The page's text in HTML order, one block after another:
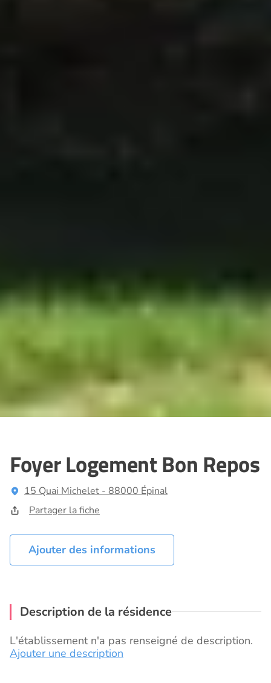
Foyer Logement Bon Repos
15 Quai Michelet - 88000 Épinal
Partager la fiche
Ajouter des informations
Description de la résidence
L'établissement n'a pas renseigné de description.
Ajouter une description